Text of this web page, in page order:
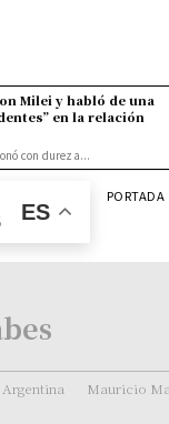
Milei y habló de una
en la relación
con dureza...
ES
PORTADA
Argentina Mauricio